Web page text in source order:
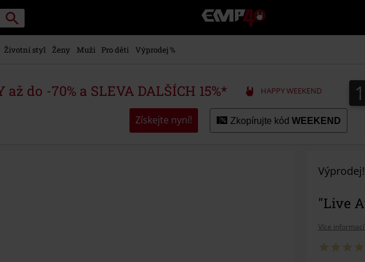
Vyhledávání
EMP
-
Hudba,
Merch
hráče,
Alternativní
Životní styl Ženy Muži Pro děti Výprodej %
až do -70% a SLEVA DALŠÍCH 15%* HAPPY WEEKEND 1
1
Získejte nyní! Zkopírujte kód WEEKEND
Výprodej!
"Live
Více